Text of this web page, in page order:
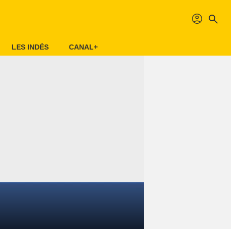
profil search
LES INDÉS CANAL+